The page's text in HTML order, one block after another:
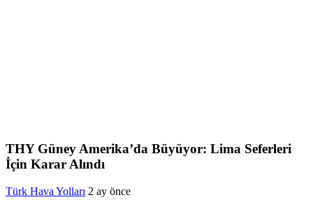
THY Güney Amerika’da Büyüyor: Lima Seferleri
İçin Karar Alındı
Türk Hava Yolları 2 ay önce